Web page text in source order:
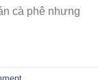
cà phê nhưng